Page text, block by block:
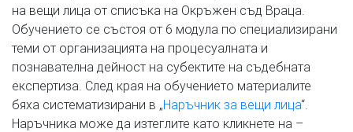
на вещи лица от списъка на Окръжен съд Враца.
Обучението се състоя от 6 модула по специализирани
теми от организацията на процесуалната и
познавателна дейност на субектите на съдебната
експертиза. След края на обучението материалите
бяха систематизирани в „Наръчник за вещи лица“.
Наръчника може да изтеглите като кликнете на –